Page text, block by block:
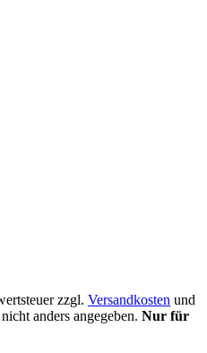
zzgl. Versandkosten und
anders angegeben. Nur für